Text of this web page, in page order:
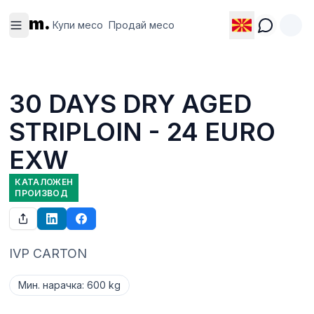
m. Купи месо Продай месо
месо
месо
30 DAYS DRY AGED
STRIPLOIN - 24 EURO
EXW
КАТАЛОЖЕН
ПРОИЗВОД
IVP CARTON
Мин. нарачка:600 kg